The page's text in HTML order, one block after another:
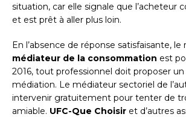
situation, car elle signale que l’acheteur
et est prêt à aller plus loin.
En l’absence de réponse satisfaisante, le
médiateur de la consommation est
2016, tout professionnel doit proposer
médiation. Le médiateur sectoriel de
intervenir gratuitement pour tenter de
amiable. UFC-Que Choisir et d’autres